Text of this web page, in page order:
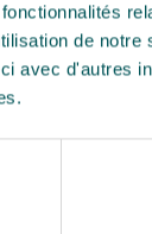
de notre
avec d'autres